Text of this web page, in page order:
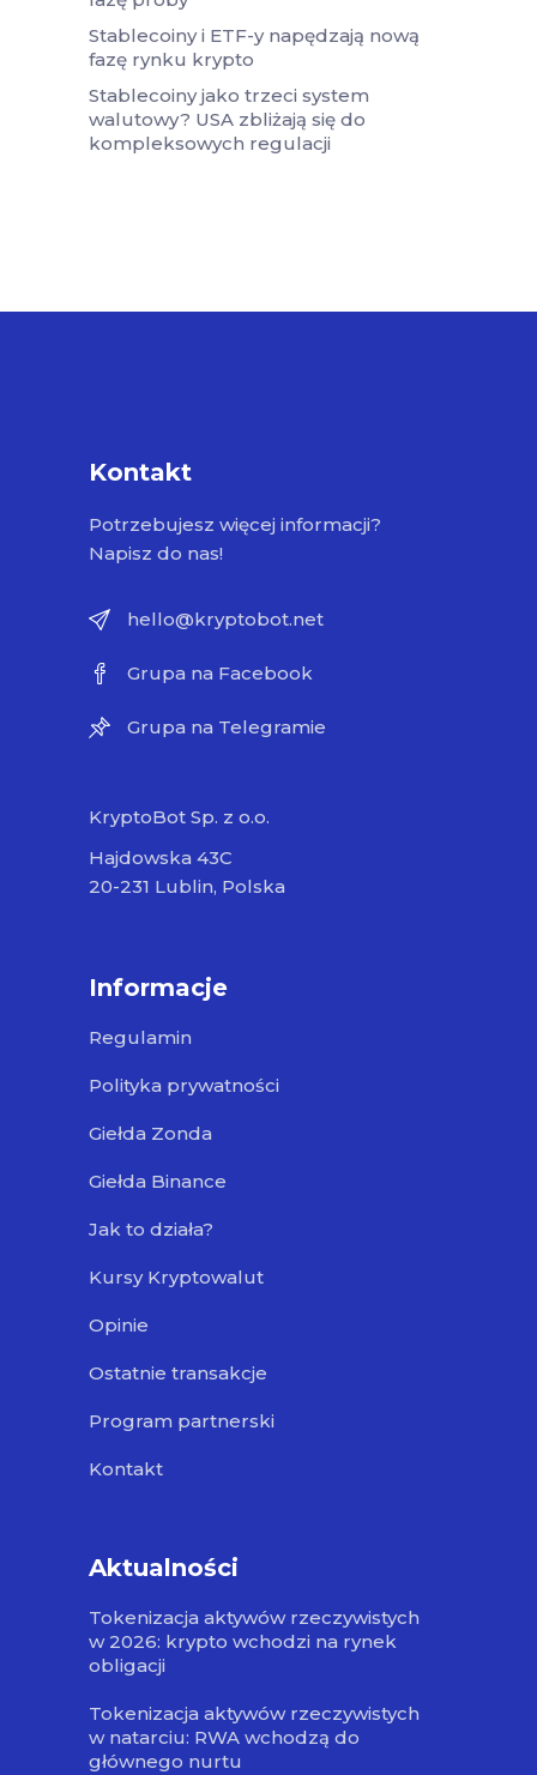
Stablecoiny i ETF-y napędzają nową
fazę rynku krypto
Stablecoiny jako trzeci system
walutowy? USA zbliżają się do
kompleksowych regulacji
Kontakt
Potrzebujesz więcej informacji?
Napisz do nas!
hello@kryptobot.net
Grupa na Facebook
Grupa na Telegramie
KryptoBot Sp. z o.o.
Hajdowska 43C
20-231 Lublin, Polska
Informacje
Regulamin
Polityka prywatności
Giełda Zonda
Giełda Binance
Jak to działa?
Kursy Kryptowalut
Opinie
Ostatnie transakcje
Program partnerski
Kontakt
Aktualności
Tokenizacja aktywów rzeczywistych
w 2026: krypto wchodzi na rynek
obligacji
Tokenizacja aktywów rzeczywistych
w natarciu: RWA wchodzą do
głównego nurtu